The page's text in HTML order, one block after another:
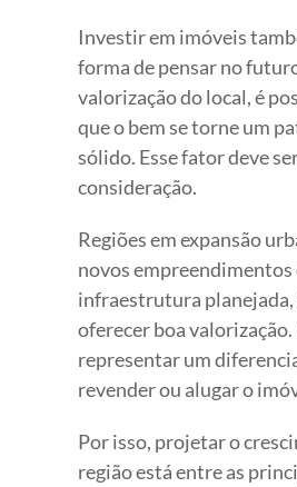
Investir em imóveis
forma de pensar no
valorização do local, é
que o bem se torne um
sólido. Esse fator deve
consideração.
Regiões em expansão
novos empreendimentos
infraestrutura planejada,
oferecer boa valorização.
representar um
revender ou alugar o
Por isso, projetar o
região está entre as